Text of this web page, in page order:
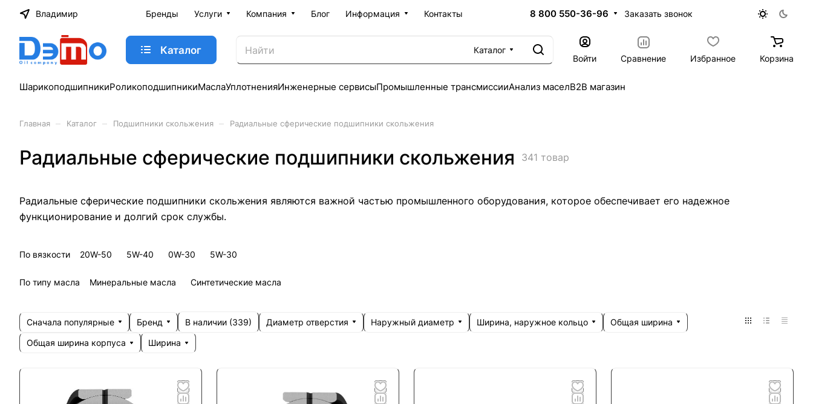
Владимир Бренды Услуги Компания Блог Информация Контакты 8 800 550-36-96 Заказать звонок
Каталог
Каталог
Войти
Сравнение Избранное Корзина
ШарикоподшипникиРоликоподшипникиМаслаУплотненияИнженерные сервисыПромышленные трансмиссииАнализ маселB2B магазин
Главная Каталог Подшипники скольжения Радиальные сферические подшипники скольжения
Радиальные сферические подшипники скольжения 341 товар
Радиальные сферические подшипники скольжения являются важной частью промышленного оборудования, которое обеспечивает его надежное
функционирование и долгий срок службы.
По вязкости 20W-50 5W-40 0W-30 5W-30
По типу масла Минеральные масла Синтетические масла
Сначала популярные Бренд В наличии (339) Диаметр отверстия Наружный диаметр Ширина, наружное кольцо Общая ширина
Общая ширина корпуса Ширина